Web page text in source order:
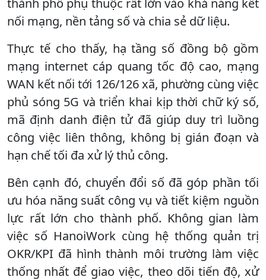
thành phố phụ thuộc rất lớn vào khả năng kết
nối mạng, nền tảng số và chia sẻ dữ liệu.
Thực tế cho thấy, hạ tầng số đồng bộ gồm
mạng internet cáp quang tốc độ cao, mạng
WAN kết nối tới 126/126 xã, phường cùng việc
phủ sóng 5G và triển khai kịp thời chữ ký số,
mã định danh điện tử đã giúp duy trì luồng
công việc liên thông, không bị gián đoạn và
hạn chế tối đa xử lý thủ công.
Bên cạnh đó, chuyển đổi số đã góp phần tối
ưu hóa năng suất công vụ và tiết kiệm nguồn
lực rất lớn cho thành phố. Không gian làm
việc số HanoiWork cùng hệ thống quản trị
OKR/KPI đã hình thành môi trường làm việc
thống nhất để giao việc, theo dõi tiến độ, xử